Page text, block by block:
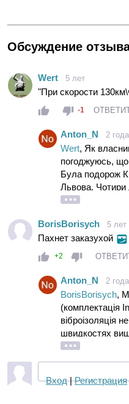
Обсуждение
Wert 5 лет
"При скорости
-1
Anton_N 2 года
Wert, Як
погоджуюсь, що
Була подорож
Львова. Чотири
багажник речей
BorisBorisych
5 лет
Пахнет заказухой
+2
Anton_N 2 года
BorisBorisych,
(комплектація
віброізоляція
швидкостях
точки зору
погані, а
потрібно
Вход|Регистрация